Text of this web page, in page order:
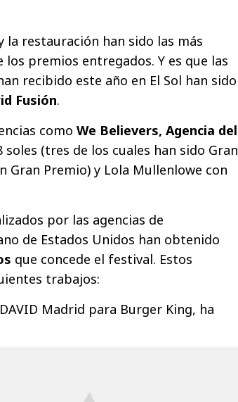
la restauración han sido las más
premios entregados. Y es que las
recibido este año en El Sol han sido
Fusión.
como We Believers, Agencia del
(tres de los cuales han sido Gran
Gran Premio) y Lola Mullenlowe con
por las agencias de
de Estados Unidos han obtenido
que concede el festival. Estos
trabajos:
Madrid para Burger King, ha